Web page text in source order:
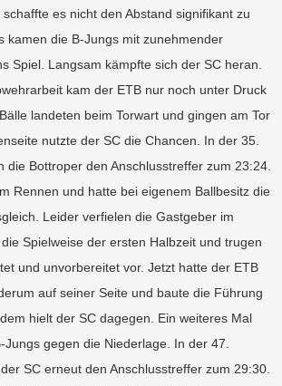
es nicht den Abstand signifikant zu
kamen die B-Jungs mit zunehmender
Spiel. Langsam kämpfte sich der SC heran.
kam der ETB nur noch unter Druck
landeten beim Torwart und gingen am Tor
nutzte der SC die Chancen. In der 35.
die Bottroper den Anschlusstreffer zum 23:24.
Rennen und hatte bei eigenem Ballbesitz die
Leider verfielen die Gastgeber im
Spielweise der ersten Halbzeit und trugen
und unvorbereitet vor. Jetzt hatte der ETB
auf seiner Seite und baute die Führung
hielt der SC dagegen. Ein weiteres Mal
gegen die Niederlage. In der 47.
SC erneut den Anschlusstreffer zum 29:30.